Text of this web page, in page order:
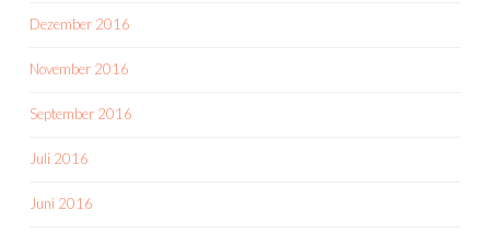
Dezember 2016
November 2016
September 2016
Juli 2016
Juni 2016